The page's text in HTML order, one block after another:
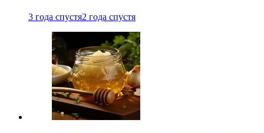
3 года спустя2 года спустя